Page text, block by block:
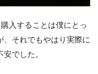
入することは僕にとっ
、それでもやはり実際に
でした。